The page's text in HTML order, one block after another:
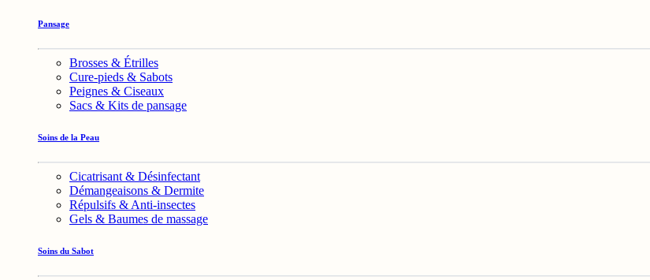
Pansage
Brosses & Étrilles
Cure-pieds & Sabots
Peignes & Ciseaux
Sacs & Kits de pansage
Soins de la Peau
Cicatrisant & Désinfectant
Démangeaisons & Dermite
Répulsifs & Anti-insectes
Gels & Baumes de massage
Soins du Sabot